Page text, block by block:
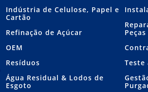
Indústria de Celulose, Papel e
Cartão
Refinação de Açúcar
OEM
Resíduos
Água Residual & Lodos de
Esgoto
Teste